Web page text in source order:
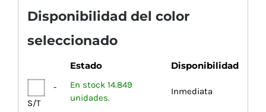
Disponibilidad del color
seleccionado
Estado Disponibilidad
-
S/T
En stock 14.849
unidades.
Inmediata